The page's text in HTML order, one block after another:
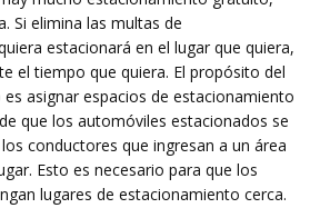
Si elimina las multas de
estacionará en el lugar que quiera,
el tiempo que quiera. El propósito del
asignar espacios de estacionamiento
que los automóviles estacionados se
conductores que ingresan a un área
Esto es necesario para que los
lugares de estacionamiento cerca.